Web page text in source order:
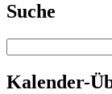
Suche
Kalender-